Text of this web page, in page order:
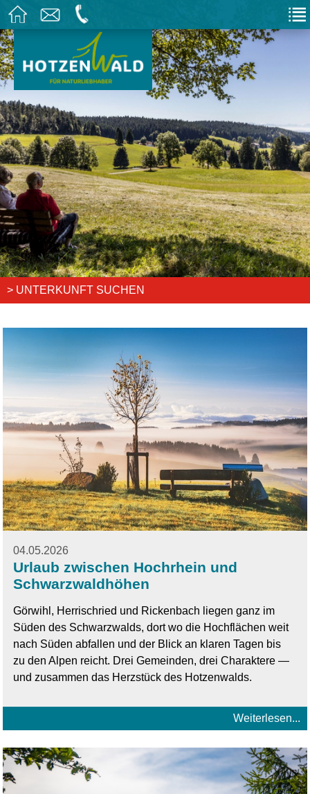
> UNTERKUNFT SUCHEN
04.05.2026
Urlaub zwischen Hochrhein und
Schwarzwaldhöhen
Görwihl, Herrischried und Rickenbach liegen ganz im
Süden des Schwarzwalds, dort wo die Hochflächen weit
nach Süden abfallen und der Blick an klaren Tagen bis
zu den Alpen reicht. Drei Gemeinden, drei Charaktere —
und zusammen das Herzstück des Hotzenwalds.
Weiterlesen...